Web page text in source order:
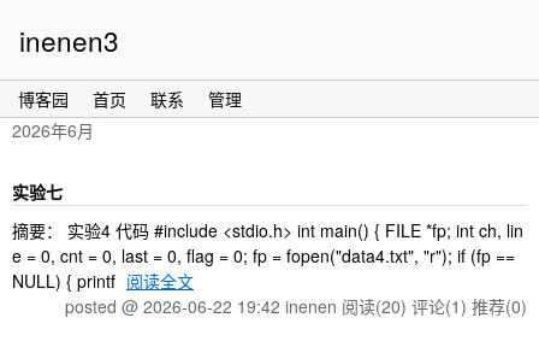
inenen3
博客园 首页 联系
管理
2026年6月
实验七
摘要： 实验4 代码 #include <stdio.h> int main() { FILE *fp; int ch, lin
e = 0, cnt = 0, last = 0, flag = 0; fp = fopen("data4.txt", "r"); if (fp ==
NULL) { printf 阅读全文
posted @ 2026-06-22 19:42 inenen 阅读(20) 评论(1) 推荐(0)